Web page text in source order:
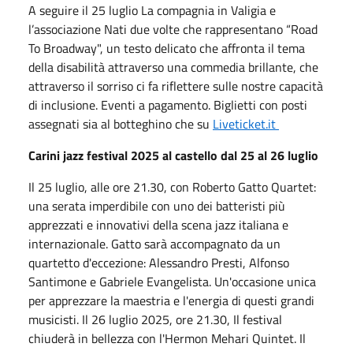
A seguire il 25 luglio La compagnia in Valigia e
l’associazione Nati due volte che rappresentano “Road
To Broadway", un testo delicato che affronta il tema
della disabilità attraverso una commedia brillante, che
attraverso il sorriso ci fa riflettere sulle nostre capacità
di inclusione. Eventi a pagamento. Biglietti con posti
assegnati sia al botteghino che su Liveticket.it
Carini jazz festival 2025 al castello dal 25 al 26 luglio
Il 25 luglio, alle ore 21.30, con Roberto Gatto Quartet:
una serata imperdibile con uno dei batteristi più
apprezzati e innovativi della scena jazz italiana e
internazionale. Gatto sarà accompagnato da un
quartetto d'eccezione: Alessandro Presti, Alfonso
Santimone e Gabriele Evangelista. Un'occasione unica
per apprezzare la maestria e l'energia di questi grandi
musicisti. Il 26 luglio 2025, ore 21.30, Il festival
chiuderà in bellezza con l'Hermon Mehari Quintet. Il